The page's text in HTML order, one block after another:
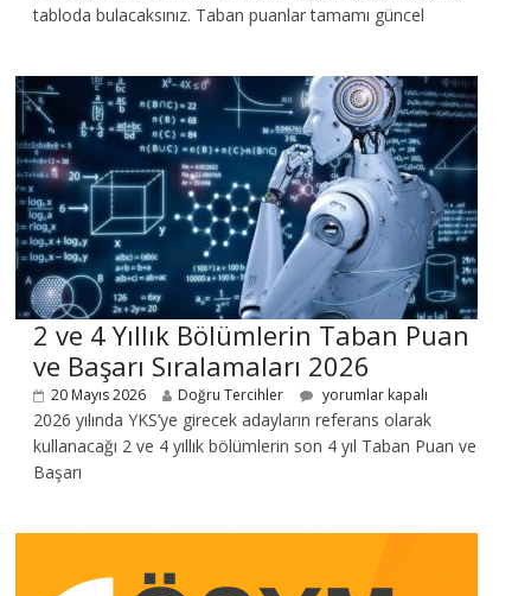
tabloda bulacaksınız. Taban puanlar tamamı güncel
2 ve 4 Yıllık Bölümlerin Taban Puan
ve Başarı Sıralamaları 2026
20 Mayıs 2026 Doğru Tercihler yorumlar kapalı
2026 yılında YKS’ye girecek adayların referans olarak
kullanacağı 2 ve 4 yıllık bölümlerin son 4 yıl Taban Puan ve
Başarı